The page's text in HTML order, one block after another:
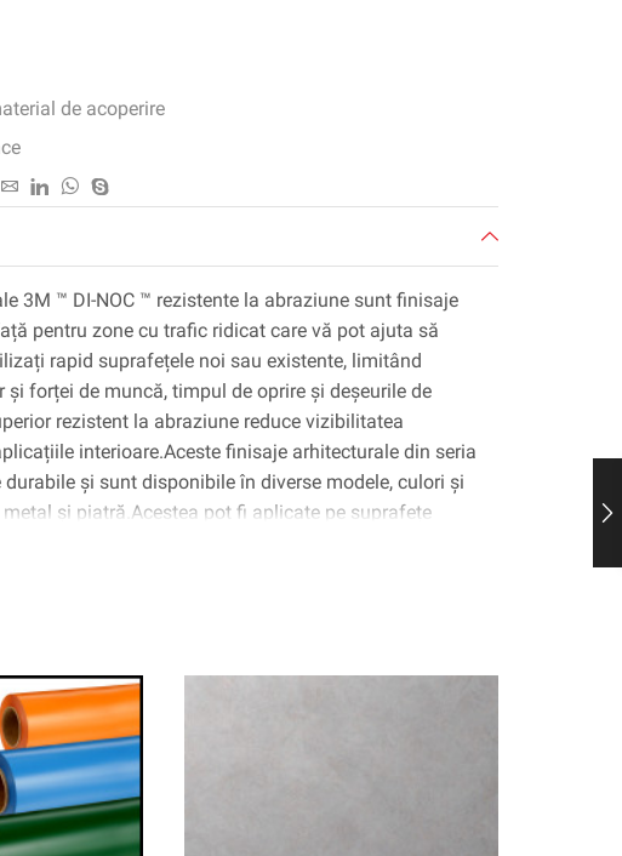
de acoperire
3M ™ DI-NOC ™ rezistente la abraziune sunt finisaje
pentru zone cu trafic ridicat care vă pot ajuta să
rapid suprafețele noi sau existente, limitând
forței de muncă, timpul de oprire și deșeurile de
rezistent la abraziune reduce vizibilitatea
interioare.Aceste finisaje arhitecturale din seria
durabile și sunt disponibile în diverse modele, culori și
și piatră.Acestea pot fi aplicate pe suprafețe